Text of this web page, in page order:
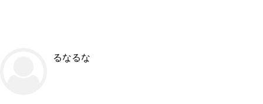
るなるな